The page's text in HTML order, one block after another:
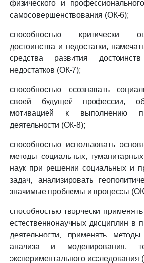
физического и
самосовершенствования (ОК-6);
способностью критически
достоинства и недостатки,
средства развития
недостатков (ОК-7);
способностью осознавать
своей будущей профессии,
мотивацией к выполнению
деятельности (ОК-8);
способностью использовать
методы социальных,
наук при решении социальных и
задач, анализировать
значимые проблемы и процессы
способностью творчески
естественнонаучных дисциплин в
деятельности, применять методы
анализа и моделирования,
экспериментального исследования